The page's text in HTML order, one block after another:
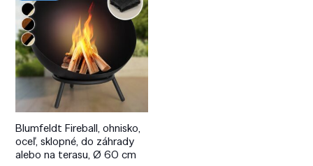
Blumfeldt Fireball, ohnisko,
oceľ, sklopné, do záhrady
alebo na terasu, Ø 60 cm